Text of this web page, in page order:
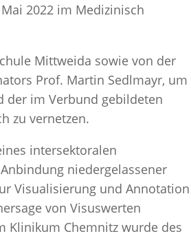
2022 im Medizinisch
Mittweida sowie von der
Prof. Martin Sedlmayr, um
der im Verbund gebildeten
zu vernetzen.
intersektoralen
niedergelassener
Visualisierung und Annotation
von Visuswerten
Klinikum Chemnitz wurde des